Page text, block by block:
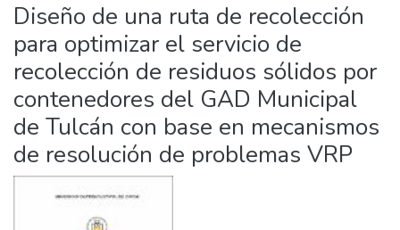
Estadísticas Externas
Manuales
Diseño de una ruta de recolección
para optimizar el servicio de
recolección de residuos sólidos por
contenedores del GAD Municipal
de Tulcán con base en mecanismos
de resolución de problemas VRP